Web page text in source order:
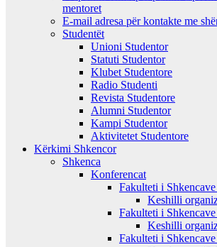
mentoret
E-mail adresa për kontakte me
Studentët
Unioni Studentor
Statuti Studentor
Klubet Studentore
Radio Studenti
Revista Studentore
Alumni Studentor
Kampi Studentor
Aktivitetet Studentore
Kërkimi Shkencor
Shkenca
Konferencat
Fakulteti i
Keshilli
Fakulteti i
Keshilli
Fakulteti i